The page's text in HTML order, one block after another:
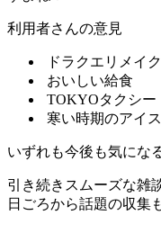
利用者さんの意見
ドラクエリメイク
おいしい給食
TOKYOタクシー
寒い時期のアイ
いずれも今後も気にな
引き続きスムーズな雑
日ごろから話題の収集